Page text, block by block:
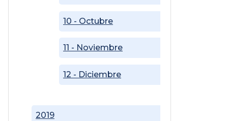
2019
10 - Octubre
11 - Noviembre
12 - Diciembre